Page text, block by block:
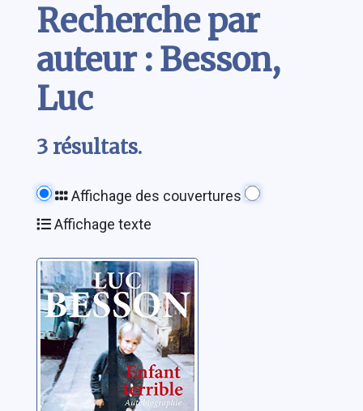
Recherche par
auteur : Besson,
Luc
3 résultats.
Affichage des couvertures
Affichage texte
Enfant terrible:
autobiographie
Besson, Luc